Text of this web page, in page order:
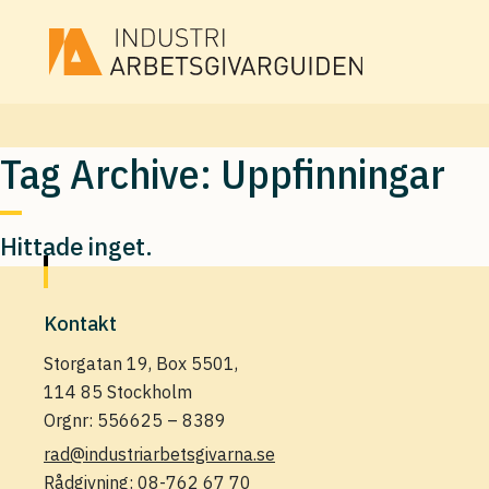
Tag Archive: Uppfinningar
Hittade inget.
Kontakt
Storgatan 19, Box 5501,
114 85 Stockholm
Orgnr: 556625 – 8389
rad@industriarbetsgivarna.se
Rådgivning: 08-762 67 70